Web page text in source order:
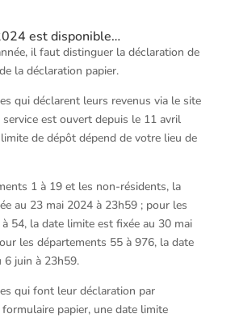
est disponible…
il faut distinguer la déclaration de
la déclaration papier.
qui déclarent leurs revenus via le site
est ouvert depuis le 11 avril
de dépôt dépend de votre lieu de
1 à 19 et les non-résidents, la
au 23 mai 2024 à 23h59 ; pour les
54, la date limite est fixée au 30 mai
les départements 55 à 976, la date
6 juin à 23h59.
qui font leur déclaration par
formulaire papier, une date limite